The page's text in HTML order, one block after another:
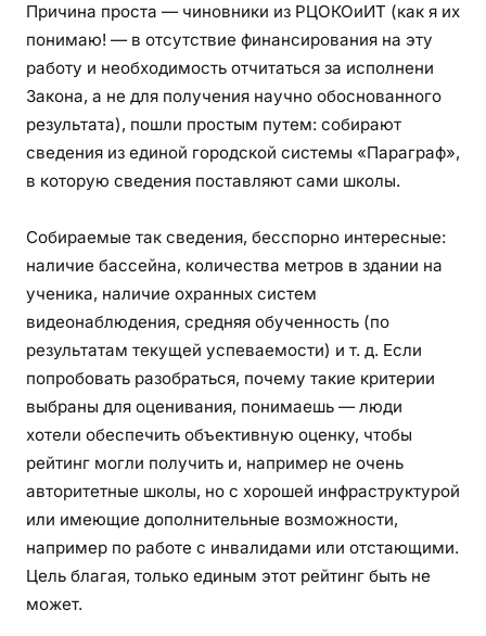
Причина проста — чиновники из РЦОКОиИТ (как я их
понимаю! — в отсутствие финансирования на эту
работу и необходимость отчитаться за исполнени
Закона, а не для получения научно обоснованного
результата), пошли простым путем: собирают
сведения из единой городской системы «Параграф»,
в которую сведения поставляют сами школы.
Собираемые так сведения, бесспорно интересные:
наличие бассейна, количества метров в здании на
ученика, наличие охранных систем
видеонаблюдения, средняя обученность (по
результатам текущей успеваемости) и т. д. Если
попробовать разобраться, почему такие критерии
выбраны для оценивания, понимаешь — люди
хотели обеспечить объективную оценку, чтобы
рейтинг могли получить и, например не очень
авторитетные школы, но с хорошей инфраструктурой
или имеющие дополнительные возможности,
например по работе с инвалидами или отстающими.
Цель благая, только единым этот рейтинг быть не
может.